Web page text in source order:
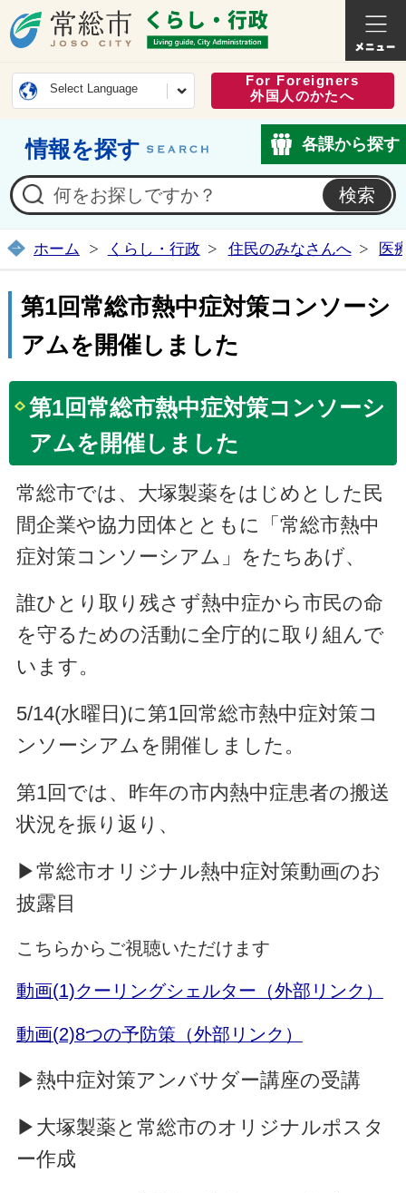
常総市公式ホームページ
くらし
Select Language
For Foreigners
外国人のかたへ
情報を探す 各課から探す
ホーム くらし・行政 住民のみなさんへ 医
第1回常総市熱中症対策コンソーシ
アムを開催しました
第1回常総市熱中症対策コンソーシ
アムを開催しました
常総市では、大塚製薬をはじめとした民
間企業や協力団体とともに「常総市熱中
症対策コンソーシアム」をたちあげ、
誰ひとり取り残さず熱中症から市民の命
を守るための活動に全庁的に取り組んで
います。
5/14(水曜日)に第1回常総市熱中症対策コ
ンソーシアムを開催しました。
第1回では、昨年の市内熱中症患者の搬送
状況を振り返り、
▶常総市オリジナル熱中症対策動画のお
披露目
こちらからご視聴いただけます
動画(1)クーリングシェルター（外部リンク）
動画(2)8つの予防策（外部リンク）
▶熱中症対策アンバサダー講座の受講
▶大塚製薬と常総市のオリジナルポスタ
ー作成